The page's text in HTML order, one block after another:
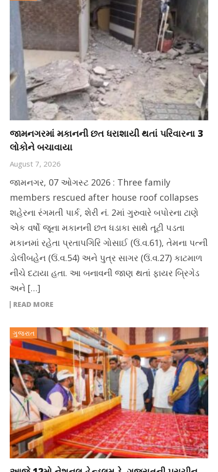
જામનગરમાં મકાનની છત ધરાશાયી થતાં પરિવારના 3
લોકોને બચાવાયા
August 7, 2026
જામનગર, 07 ઓગસ્ટ 2026 : Three family
members rescued after house roof collapses
શહેરના રંગમતી પાર્ક, શેરી નં. 2માં ગુરુવારે બપોરના ટાણે
એક વર્ષો જૂના મકાનની છત ધડાકા સાથે તૂટી પડતા
મકાનમાં રહેતા પ્રતાપગિરિ ગોસાઈ (ઉં.વ.61), તેમના પત્ની
ડોલીબહેન (ઉં.વ.54) અને પુત્ર સાગર (ઉં.વ.27) કાટમાળ
નીચે દટાયા હતા. આ બનાવની જાણ થતાં ફાયર બ્રિગેડ
અને […]
READ MORE
ગુજરાત